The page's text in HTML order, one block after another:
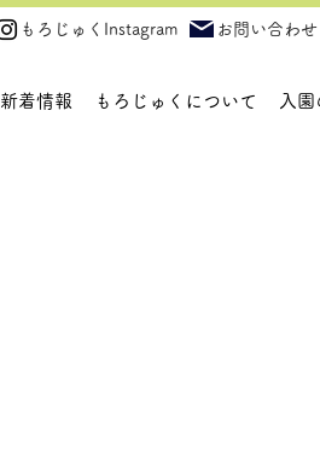
​もろじゅくInstagram お問い合わせ
新着情報 もろじゅくについて 入